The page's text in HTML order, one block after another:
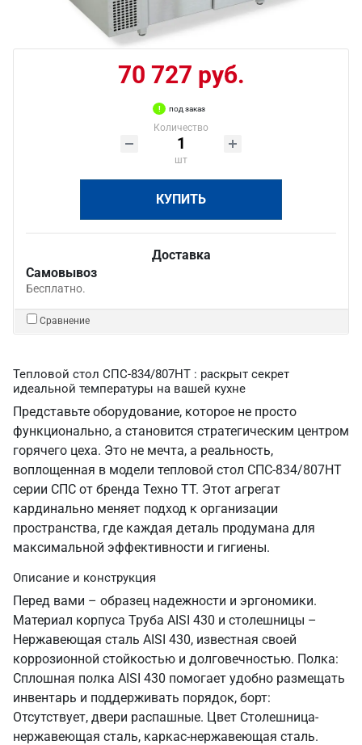
70 727 руб.
под заказ
Количество
шт
КУПИТЬ
Доставка
Самовывоз
Бесплатно.
Сравнение
Тепловой стол СПС-834/807НТ : раскрыт секрет
идеальной температуры на вашей кухне
Представьте оборудование, которое не просто
функционально, а становится стратегическим центром
горячего цеха. Это не мечта, а реальность,
воплощенная в модели тепловой стол СПС-834/807НТ
серии СПС от бренда Техно ТТ. Этот агрегат
кардинально меняет подход к организации
пространства, где каждая деталь продумана для
максимальной эффективности и гигиены.
Описание и конструкция
Перед вами – образец надежности и эргономики.
Материал корпуса Труба AISI 430 и столешницы –
Нержавеющая сталь AISI 430, известная своей
коррозионной стойкостью и долговечностью. Полка:
Сплошная полка AISI 430 помогает удобно размещать
инвентарь и поддерживать порядок, борт:
Отсутствует, двери распашные. Цвет Столешница-
нержавеющая сталь, каркас-нержавеющая сталь.